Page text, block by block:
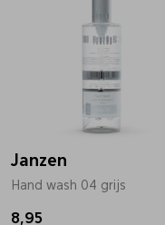
Janzen
Hand wash 04 grijs
8,95